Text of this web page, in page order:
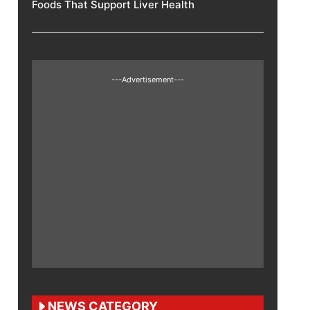
Foods That Support Liver Health
---Advertisement---
NEWS CATEGORY